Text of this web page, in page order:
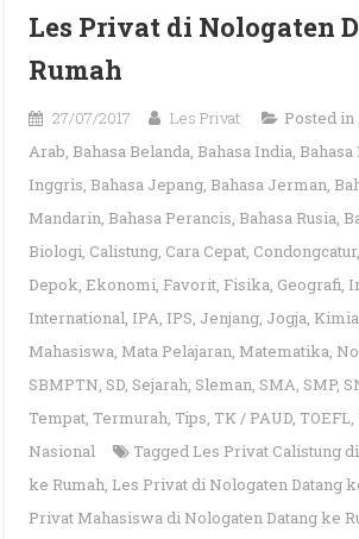
Les Privat di Nologaten
Rumah
27/07/2017 Les Privat Posted in
Arab, Bahasa Belanda, Bahasa India,
Inggris, Bahasa Jepang, Bahasa Jerman,
Mandarin, Bahasa Perancis, Bahasa Rusia,
Biologi, Calistung, Cara Cepat, Condongcatur,
Depok, Ekonomi, Favorit, Fisika, Geografi,
International, IPA, IPS, Jenjang, Jogja, Kimia
Mahasiswa, Mata Pelajaran, Matematika,
SBMPTN, SD, Sejarah, Sleman, SMA, SMP,
Tempat, Termurah, Tips, TK / PAUD, TOEFL,
Nasional
Tagged Les Privat Calistung
ke Rumah, Les Privat di Nologaten Datang
Privat Mahasiswa di Nologaten Datang ke